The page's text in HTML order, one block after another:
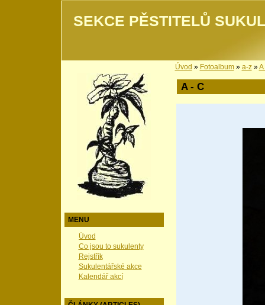
SEKCE PĚSTITELŮ
MENU
Úvod
Co jsou to sukulenty
Rejstřík
Sukulentářské akce
Kalendář akcí
Úvod » Fotoalbum» a-z»A
A - C